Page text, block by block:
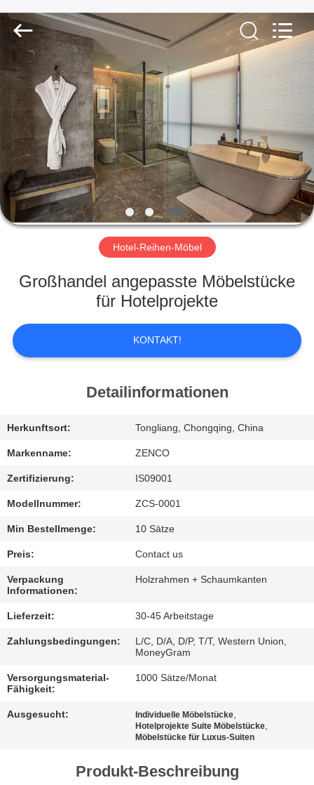
ZU
HAUSE
PRODUKTE
VIDEOS
VR-
UNS
WERKSBESICHTIGUNG
BITTE
UM
EIN
ANGEBOT
DATENSCHUTZ-
BESTIMMUNGEN
ZENCO.
Rights
Hotel-Reihen-Möbel
Großhandel angepasste Möbelstücke
für Hotelprojekte
KONTAKT!
Detailinformationen
Herkunftsort: Tongliang, Chongqing, China
Markenname: ZENCO
Zertifizierung: IS09001
Modellnummer: ZCS-0001
Min Bestellmenge: 10 Sätze
Preis: Contact us
Verpackung
Informationen:
Holzrahmen + Schaumkanten
Lieferzeit: 30-45 Arbeitstage
Zahlungsbedingungen:
L/C, D/A, D/P, T/T, Western Union,
MoneyGram
Versorgungsmaterial-
Fähigkeit:
1000 Sätze/Monat
Ausgesucht: Individuelle Möbelstücke
Hotelprojekte Suite Möbelstücke
Möbelstücke für Luxus-Suiten
Produkt-Beschreibung